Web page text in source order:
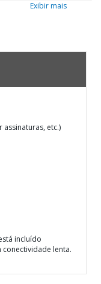
Exibir mais
etc.)
incluído
lenta.